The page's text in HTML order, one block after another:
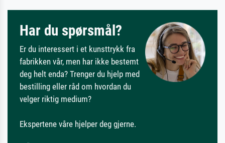
Har du spørsmål?
Er du interessert i et kunsttrykk fra
fabrikken vår, men har ikke bestemt
deg helt enda? Trenger du hjelp med
bestilling eller råd om hvordan du
velger riktig medium?
Ekspertene våre hjelper deg gjerne.